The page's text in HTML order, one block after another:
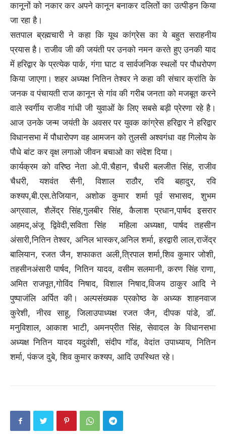
कानूनों को नकार कर अपने कानून बनाकर दलितों का उत्पीड़न किया
जा रहा है।
सतपाल ब्रह्मचारी ने कहा कि यूथ कांग्रेस का ये बहुत सराहनीय
प्रयास है। राजीव जी की जयंती पर उनको नमन करते हुए उनकी याद
में हरिद्वार के प्रत्येक पार्क, गंगा घाट व सार्वजनिक स्थलों पर पौधरोपण
किया जाएगा। शहर अध्यक्ष नितिन तेश्वर ने कहा की संचार क्रांति के
जनक व पंचायती राज कानून से गांव की गरीब जनता को मजबूत करने
वाले स्वर्गीय राजीव गांधी जी युवाओं के लिए सबसे बड़ी प्रेरणा रहे है।
आज उनके जन्म जयंती के अवसर पर युवक कांग्रेस हरिद्वार ने हरिद्वार
विधानसभा में पौधारोपण वह आमजन को तुलसी अश्वगंधा वह गिलोय के
पौधे बांट कर वृक्ष लगाओ जीवन बचाओ का संदेश दिया।
कार्यक्रम को वरिष्ठ नेता ओ.पी.चैहान, चैधरी बलजीत सिंह, राजीव
चैधरी, यशवंत सैनी, विशाल राठौर, रवि बहादुर, रवि
कश्यप,बी.एस.तेजियान, अशोक कुमार शर्मा पूर्व सभासद, शुभम
अग्रवाल, शैलेंद्र सिंह,गुलबीर सिंह, कैलाश प्रधान,पार्षद इसरार
अहमद,अंजू द्विवेदी,सविता सिंह महिला अध्यक्षा, पार्षद तहसीन
अंसारी,नितिन तेश्वर, अनिल भास्कर,अनिल शर्मा, हरद्वारी लाल,राजेंद्र
बालियान, रजत जैन, शफाकत अली,त्रिपाल शर्मा,शिव कुमार जोशी,
तहसीनअंसारी पार्षद, नितिन यादव, वसीम सलमानी, करण सिंह राणा,
अमित राजपूत,गोविंद निषाद, विशाल निषाद,विजय ठाकुर आदि ने
पुष्पाजंलि अर्पित की। अल्पसंख्यक प्रकोष्ठ के अध्य्क शाहनवाज
कुरेशी, नीरव साहू, जिलाउपाध्यक्ष रजत जैन, दीपक पांडे, डॉ.
मनुविशाल, आकाश भाटी, अमनप्रीत सिंह, सेवादल के विधानसभा
अध्यक्ष नितिन यादव यदुवंशी, संदीप गॉड, वेदांत उपाध्याय, नितिन
शर्मा, पंकज दुबे, शिव कुमार कश्यप, आदि उपस्थित रहे।